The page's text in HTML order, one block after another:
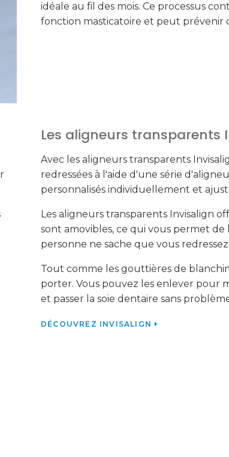
idéale au fil des mois. Ce processus
fonction masticatoire et peut prévenir
Les aligneurs transparents
Avec les aligneurs transparents
redressées à l'aide d'une série
personnalisés individuellement et
Les aligneurs transparents Invisalign
sont amovibles, ce qui vous permet
personne ne sache que vous
Tout comme les gouttières de
porter. Vous pouvez les enlever pour
et passer la soie dentaire sans
DÉCOUVREZ INVISALIGN